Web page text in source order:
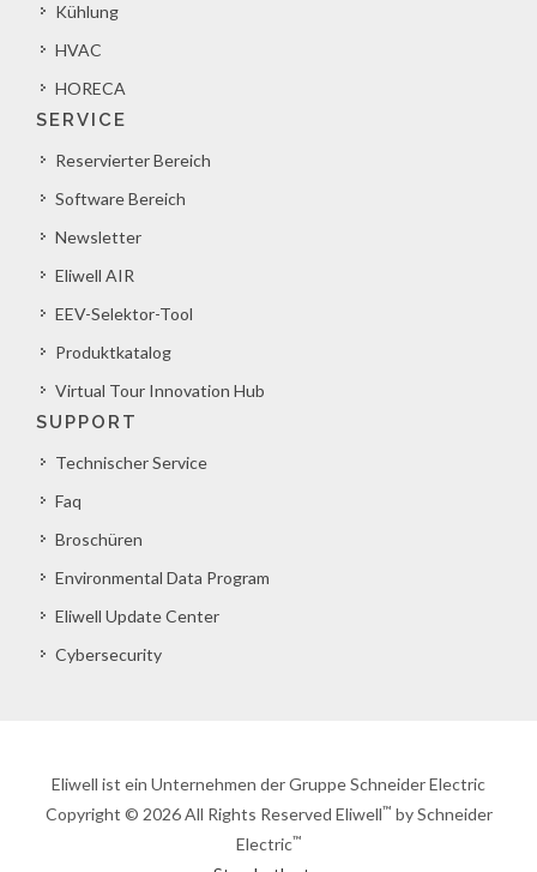
Kühlung
HVAC
HORECA
SERVICE
Reservierter Bereich
Software Bereich
Newsletter
Eliwell AIR
EEV-Selektor-Tool
Produktkatalog
Virtual Tour Innovation Hub
SUPPORT
Technischer Service
Faq
Broschüren
Environmental Data Program
Eliwell Update Center
Cybersecurity
Eliwell ist ein Unternehmen der Gruppe Schneider Electric
Copyright © 2026 All Rights Reserved Eliwell™ by Schneider
Electric™